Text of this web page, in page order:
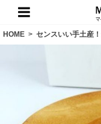
HOME > センスいい手土産